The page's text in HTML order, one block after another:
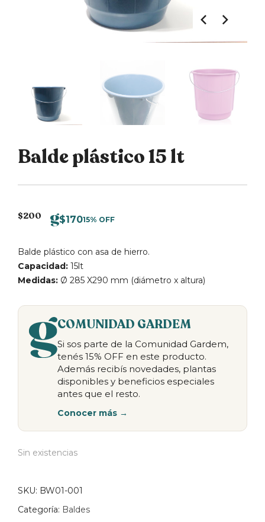
Balde plástico 15 lt
$200 $17015% OFF
Balde plástico con asa de hierro.
Capacidad: 15lt
Medidas: Ø 285 X290 mm (diámetro x altura)
COMUNIDAD GARDEM
Si sos parte de la Comunidad Gardem,
tenés 15% OFF en este producto.
Además recibís novedades, plantas
disponibles y beneficios especiales
antes que el resto.
Conocer más →
Sin existencias
SKU: BW01-001
Categoría: Baldes